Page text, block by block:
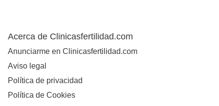
Acerca de Clinicasfertilidad.com
Anunciarme en Clinicasfertilidad.com
Aviso legal
Política de privacidad
Política de Cookies